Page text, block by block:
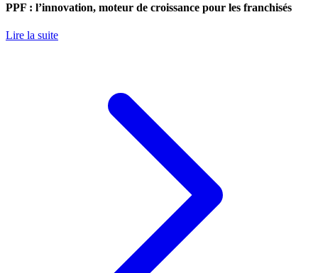
PPF : l’innovation, moteur de croissance pour les franchisés
Lire la suite